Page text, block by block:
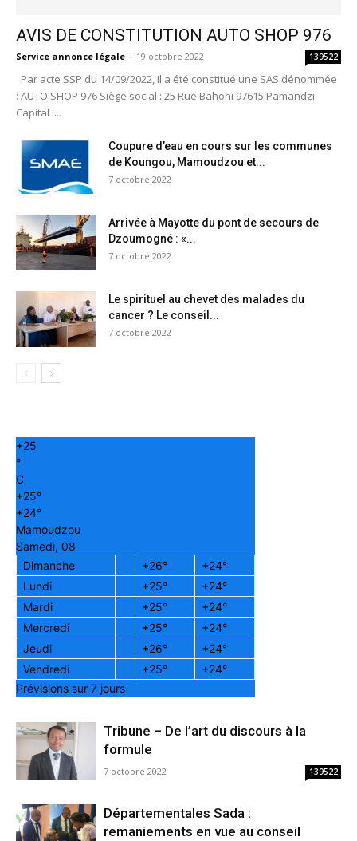
AVIS DE CONSTITUTION AUTO SHOP 976
Service annonce légale - 19 octobre 2022 139522
Par acte SSP du 14/09/2022, il a été constitué une SAS dénommée
: AUTO SHOP 976 Siège social : 25 Rue Bahoni 97615 Pamandzi
Capital :...
Coupure d’eau en cours sur les communes
de Koungou, Mamoudzou et...
7 octobre 2022
Arrivée à Mayotte du pont de secours de
Dzoumogné : «...
7 octobre 2022
Le spirituel au chevet des malades du
cancer ? Le conseil...
7 octobre 2022
+25
°
C
+25°
+24°
Mamoudzou
Samedi, 08
Dimanche
+26° +24°
Lundi
+25° +24°
Mardi
+25° +24°
Mercredi
+25° +24°
Jeudi
+26° +24°
Vendredi
+25° +24°
Prévisions sur 7 jours
Tribune – De l’art du discours à la
formule
7 octobre 2022 139522
Départementales Sada :
remaniements en vue au conseil